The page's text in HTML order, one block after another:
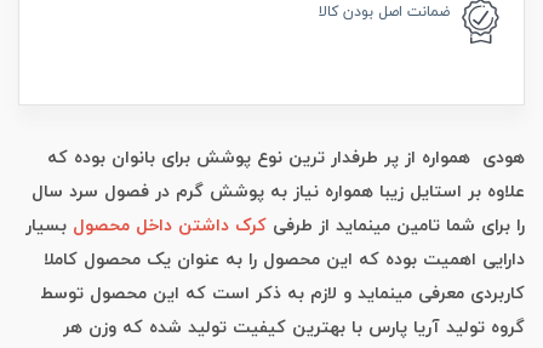
ضمانت اصل بودن کالا
هودی همواره از پر طرفدار ترین نوع پوشش برای بانوان بوده که
علاوه بر استایل زیبا همواره نیاز به پوشش گرم در فصول سرد سال
را برای شما تامین مینماید از طرفی کرک داشتن داخل محصول بسیار
دارایی اهمیت بوده که این محصول را به عنوان یک محصول کاملا
کاربردی معرفی مینماید و لازم به ذکر است که این محصول توسط
گروه تولید آریا پارس با بهترین کیفیت تولید شده که وزن هر